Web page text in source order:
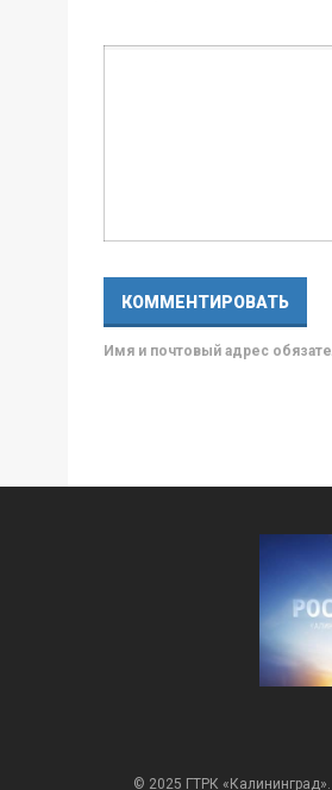
Имя и почтовый адрес
© 2025 ГТРК